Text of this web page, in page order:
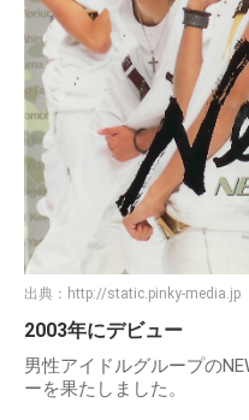
出典： http://static.pinky-media.jp
2003年にデビュー
男性アイドルグループの
ーを果たしました。